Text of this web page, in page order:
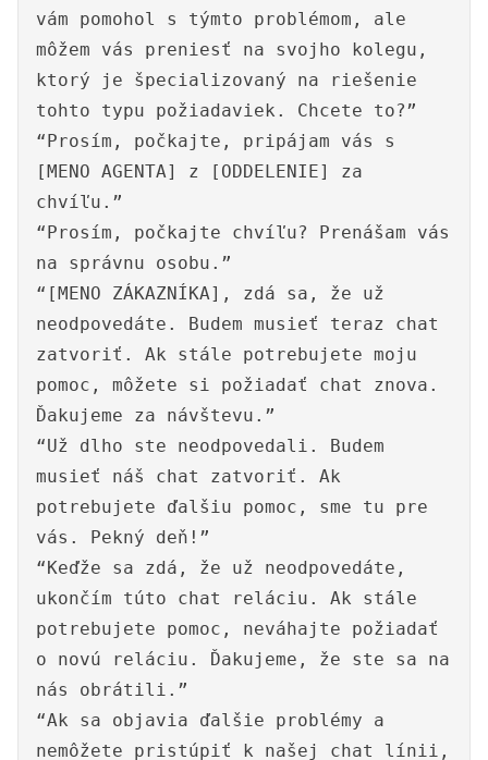
vám pomohol s týmto problémom, ale
môžem vás preniesť na svojho kolegu,
ktorý je špecializovaný na riešenie
tohto typu požiadaviek. Chcete to?”
“Prosím, počkajte, pripájam vás s
[MENO AGENTA] z [ODDELENIE] za
chvíľu.”
“Prosím, počkajte chvíľu? Prenášam vás
na správnu osobu.”
“[MENO ZÁKAZNÍKA], zdá sa, že už
neodpovedáte. Budem musieť teraz chat
zatvoriť. Ak stále potrebujete moju
pomoc, môžete si požiadať chat znova.
Ďakujeme za návštevu.”
“Už dlho ste neodpovedali. Budem
musieť náš chat zatvoriť. Ak
potrebujete ďalšiu pomoc, sme tu pre
vás. Pekný deň!”
“Keďže sa zdá, že už neodpovedáte,
ukončím túto chat reláciu. Ak stále
potrebujete pomoc, neváhajte požiadať
o novú reláciu. Ďakujeme, že ste sa na
nás obrátili.”
“Ak sa objavia ďalšie problémy a
nemôžete pristúpiť k našej chat línii,